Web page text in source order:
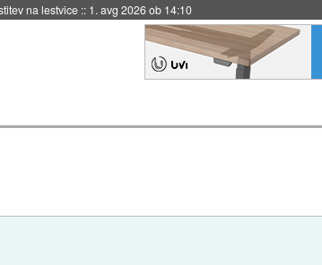
na lestvice :: 1. avg 2026 ob 14:10